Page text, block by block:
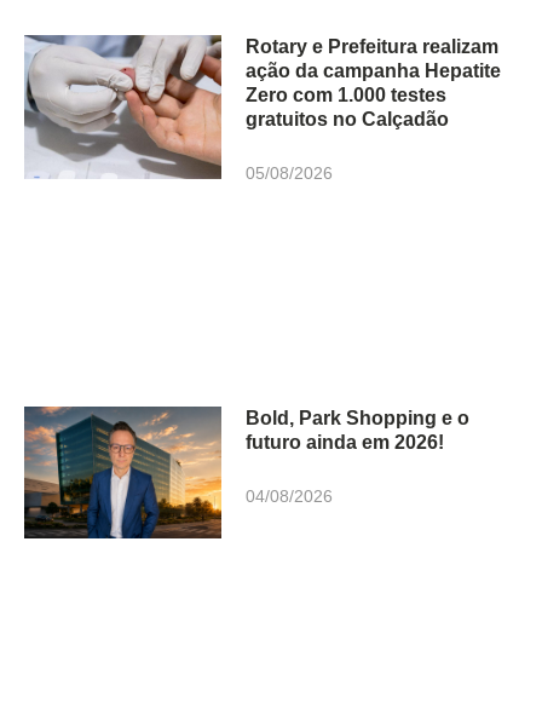
Rotary e Prefeitura realizam
ação da campanha Hepatite
Zero com 1.000 testes
gratuitos no Calçadão
05/08/2026
Bold, Park Shopping e o
futuro ainda em 2026!
04/08/2026